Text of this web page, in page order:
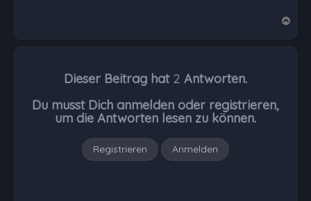
Dieser Beitrag hat 2 Antworten.
Du musst Dich anmelden oder registrieren,
um die Antworten lesen zu können.
Registrieren Anmelden